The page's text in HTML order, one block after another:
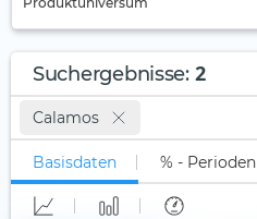
BB
B
Unter B
Nicht klassifiziert (2)
ETC
ETF (2)
Stock Tracker
Alle
Long-Only (1x)
Long Leveraged
Short
Short Leveraged
Suchergebnisse: 2
Calamos
Basisdaten % - Perioden